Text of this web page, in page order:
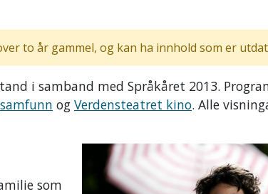
to år gammel, og kan ha innhold som er
i samband med Språkåret 2013.
og Verdensteatret kino. Alle
som